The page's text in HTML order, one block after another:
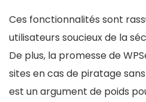
Ces fonctionnalités sont
utilisateurs soucieux de la
De plus, la promesse de
sites en cas de piratage
est un argument de poids